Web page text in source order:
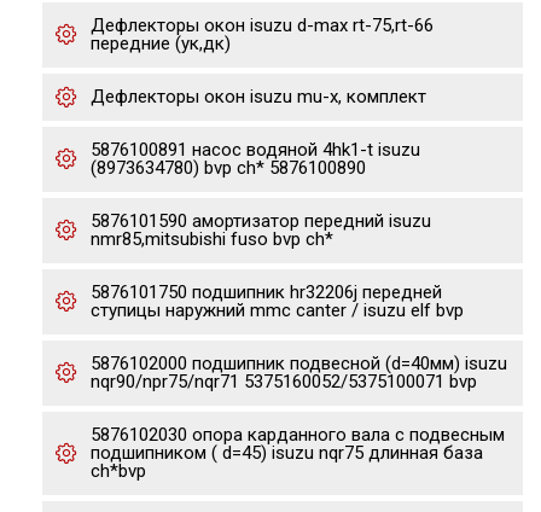
Дефлекторы окон isuzu d-max rt-75,rt-66
передние (ук,дк)
Дефлекторы окон isuzu mu-x, комплект
5876100891 насос водяной 4hk1-t isuzu
(8973634780) bvp ch* 5876100890
5876101590 амортизатор передний isuzu
nmr85,mitsubishi fuso bvp ch*
5876101750 подшипник hr32206j передней
ступицы наружний mmc canter / isuzu elf bvp
5876102000 подшипник подвесной (d=40мм) isuzu
nqr90/npr75/nqr71 5375160052/5375100071 bvp
5876102030 опора карданного вала с подвесным
подшипником ( d=45) isuzu nqr75 длинная база
ch*bvp